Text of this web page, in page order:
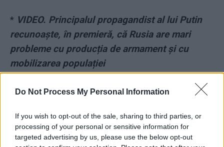
Do Not Process My Personal Information
If you wish to opt-out of the sale, sharing to third parties, or
processing of your personal or sensitive information for
targeted advertising by us, please use the below opt-out
* VIDEO. Principalul propagandist al lui Putin
recunoaște, în premieră, că Rusia are mari
probleme cu producția de armament și cu
mobilizarea populației
*Încă un disident anti-Putin „s-a aruncat de la
refugiase în SUA pentru că-l sprijinise pe
Navalnîi